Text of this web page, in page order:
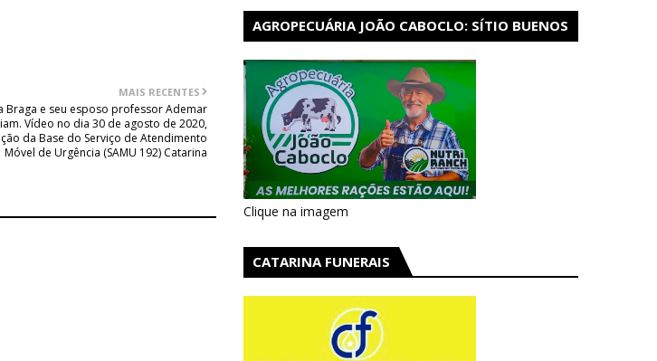
MAIS RECENTES
Braga e seu esposo professor Ademar
Vídeo no dia 30 de agosto de 2020,
da Base do Serviço de Atendimento
Móvel de Urgência (SAMU 192) Catarina
AGROPECUÁRIA JOÃO CABOCLO: SÍTIO BUENOS
Clique na imagem
CATARINA FUNERAIS